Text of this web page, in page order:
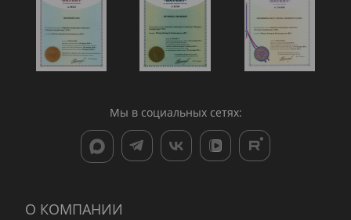
Мы в социальных сетях:
О КОМПАНИИ